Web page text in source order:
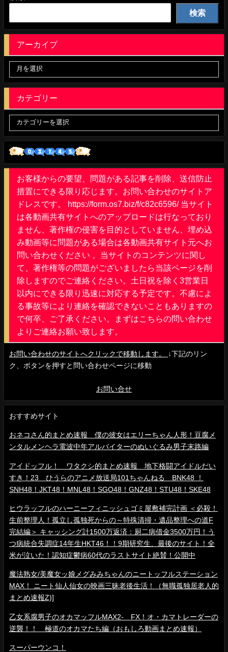
検索
アーカイブ
カテゴリー
お客様からの要望、問題がある記事を削除、送信防止
措置にできる限り応じます。お問い合わせのサイトア
ドレスです。 https://form.os7.biz/f/c82c6596/ 当サイト
は各動画共有サイトへのアップロードは行なっており
ません、著作権の侵害を目的としていません、埋め込
み動画等に問題がある場合は各動画共有サイト元へお
問い合わせください 。当サイトのコンテンツに関し
て、著作権等の問題がございましたら当該ページを削
除しますのでご連絡ください。土日祝を除く3営業日
以内にできる限り迅速に対応する予定です。不慮によ
る事故等により連絡を確認できないこともありますの
で何卒、ご了承ください。まずはこちらの問い合わせ
よりご連絡お願い致します。
お問い合わせのサイトへクリックで移動します。
↓下記のリン
ク、ボタンを押すと問い合わせページに移動
お問い合せ
おすすめサイト
おネコさん的まとめ速報 僕の彼女はエリーちゃん人形！豆腐メ
ンタルメンヘラ電波中年アルバイターのぬいぐるみ男子末路編
アイドッフル！ ワタクシ的まとめ速報 地下格闘アイドルだい
すき！23 ひうらのアニメ放送局101ちゃんねる BNK48 ！
SNH48！JKT48！MNL48！SGO48！GNZ48！STU48！SKE48
ヒウラッフルのハーニーフィニッシュゴミ屋敷補完計画 ＜必殺！
生前整理人！孤立し孤独死からの～特殊清掃・遺品整理への道F
完結編＞ キャッシング計1500万返済：厨二病借金3500万円！う
つ病統合失調症14年生HKT46！！9期研究生、最後のサイト！全
米が泣いた！認知症鬱病60代のラストサイト絶賛！公開中
魔法熟女/美魔女ッ娘メグみみちゃんのニートッフルステーション
MAX！ ニート仙人仙女の映画三昧老後生活！（無職孤独居老人的
まとめ速報Z)]
乙女系腐男子のオカマッフルMAX2- FX！オ・カマトレーダーの
逆襲！！ 極道のオカマたち編（おもしろ動画まとめ速報）
スーパーウンコ！